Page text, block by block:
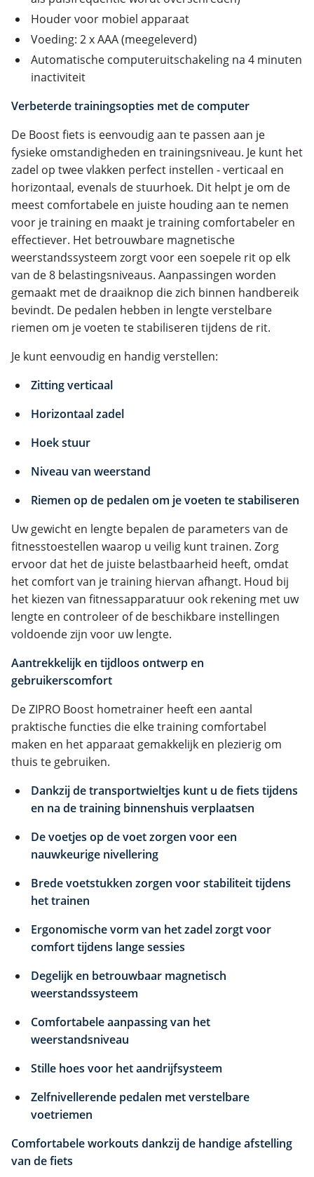
Houder voor mobiel apparaat
Voeding: 2 x AAA (meegeleverd)
Automatische computeruitschakeling na 4 minuten
inactiviteit
Verbeterde trainingsopties met de computer
De Boost fiets is eenvoudig aan te passen aan je
fysieke omstandigheden en trainingsniveau. Je kunt het
zadel op twee vlakken perfect instellen - verticaal en
horizontaal, evenals de stuurhoek. Dit helpt je om de
meest comfortabele en juiste houding aan te nemen
voor je training en maakt je training comfortabeler en
effectiever. Het betrouwbare magnetische
weerstandssysteem zorgt voor een soepele rit op elk
van de 8 belastingsniveaus. Aanpassingen worden
gemaakt met de draaiknop die zich binnen handbereik
bevindt. De pedalen hebben in lengte verstelbare
riemen om je voeten te stabiliseren tijdens de rit.
Je kunt eenvoudig en handig verstellen:
Zitting verticaal
Horizontaal zadel
Hoek stuur
Niveau van weerstand
Riemen op de pedalen om je voeten te stabiliseren
Uw gewicht en lengte bepalen de parameters van de
fitnesstoestellen waarop u veilig kunt trainen. Zorg
ervoor dat het de juiste belastbaarheid heeft, omdat
het comfort van je training hiervan afhangt. Houd bij
het kiezen van fitnessapparatuur ook rekening met uw
lengte en controleer of de beschikbare instellingen
voldoende zijn voor uw lengte.
Aantrekkelijk en tijdloos ontwerp en
gebruikerscomfort
De ZIPRO Boost hometrainer heeft een aantal
praktische functies die elke training comfortabel
maken en het apparaat gemakkelijk en plezierig om
thuis te gebruiken.
Dankzij de transportwieltjes kunt u de fiets tijdens
en na de training binnenshuis verplaatsen
De voetjes op de voet zorgen voor een
nauwkeurige nivellering
Brede voetstukken zorgen voor stabiliteit tijdens
het trainen
Ergonomische vorm van het zadel zorgt voor
comfort tijdens lange sessies
Degelijk en betrouwbaar magnetisch
weerstandssysteem
Comfortabele aanpassing van het
weerstandsniveau
Stille hoes voor het aandrijfsysteem
Zelfnivellerende pedalen met verstelbare
voetriemen
Comfortabele workouts dankzij de handige afstelling
van de fiets